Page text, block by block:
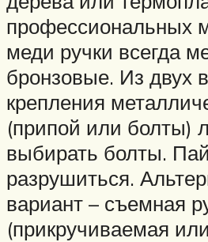
профессиональных
меди ручки всегда
бронзовые. Из двух
крепления
(припой или болты)
выбирать болты.
разрушиться.
вариант – съемная
(прикручиваемая